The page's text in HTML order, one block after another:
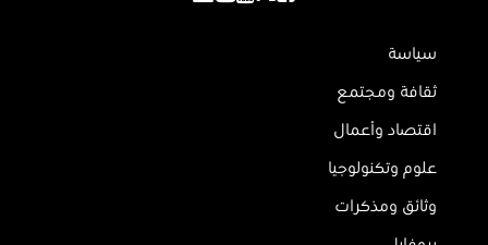
سياسة
ثقافة ومجتمع
اقتصاد وأعمال
علوم وتكنولوجيا
وثائق ومذكرات